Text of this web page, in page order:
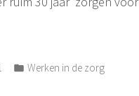
Posted
Werken in de zorg